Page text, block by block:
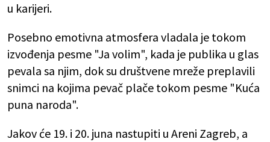
u karijeri.
Posebno emotivna atmosfera vladala je tokom
izvođenja pesme "Ja volim", kada je publika u glas
pevala sa njim, dok su društvene mreže preplavili
snimci na kojima pevač plače tokom pesme "Kuća
puna naroda".
Jakov će 19. i 20. juna nastupiti u Areni Zagreb, a